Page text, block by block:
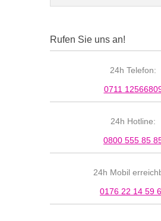
Rufen Sie uns an!
24h Telefon:
0711
24h Hotline:
0800 555 85
24h Mobil
0176 22 14 59